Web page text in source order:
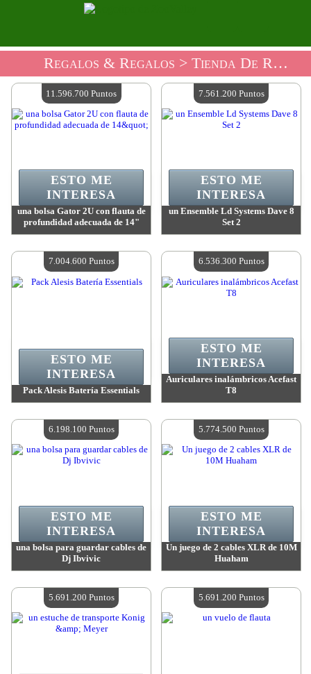
Regalos & Regalos > Tienda De Regalos Accesorios De Música
una bolsa Gator 2U con flauta de
profundidad adecuada de 14"
Cantidad disponible:4
ESTO ME
INTERESA
11.596.700 Puntos
un Ensemble Ld Systems Dave 8
Set 2
Cantidad disponible:4
ESTO ME
INTERESA
7.561.200 Puntos
Pack Alesis Batería Essentials
Cantidad disponible:4
ESTO ME
INTERESA
7.004.600 Puntos
Auriculares inalámbricos Acefast
T8
Cantidad disponible:4
ESTO ME
INTERESA
6.536.300 Puntos
una bolsa para guardar cables de
Dj Ibvivic
Cantidad disponible:4
ESTO ME
INTERESA
6.198.100 Puntos
Un juego de 2 cables XLR de 10M
Huaham
Cantidad disponible:4
ESTO ME
INTERESA
5.774.500 Puntos
5.691.200 Puntos 5.691.200 Puntos